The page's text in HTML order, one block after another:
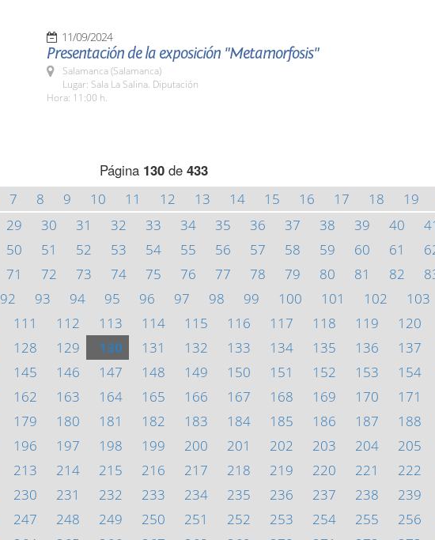
11/09/2024
Presentación de la exposición "Metamorfosis"
Salamanca (Salamanca)
Lugar: Sala La Salina. Diputación
Hora: 11:00 h.
Página 130de 433
7 8 9 10 11 12 13 14 15 16 17 18 19
29 30 31 32 33 34 35 36 37 38 39 40
50 51 52 53 54 55 56 57 58 59 60 61
71 72 73 74 75 76 77 78 79 80 81 82
92 93 94 95 96 97 98 99 100 101 102 103
111 112 113 114 115 116 117 118 119 120
128 129 130 131 132 133 134 135 136 137
145 146 147 148 149 150 151 152 153 154
162 163 164 165 166 167 168 169 170 171
179 180 181 182 183 184 185 186 187 188
196 197 198 199 200 201 202 203 204 205
213 214 215 216 217 218 219 220 221 222
230 231 232 233 234 235 236 237 238 239
247 248 249 250 251 252 253 254 255 256